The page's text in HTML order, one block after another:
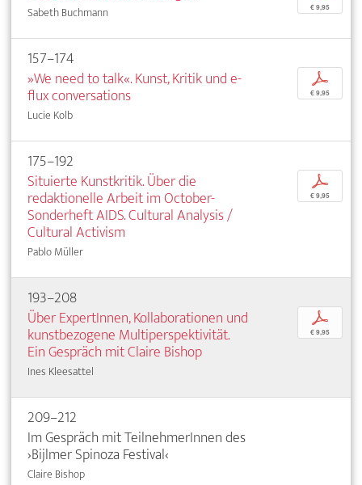
Sabeth Buchmann € 9,95
157–174
»We need to talk«. Kunst, Kritik und e-
flux conversations
Lucie Kolb
p
€ 9,95
175–192
Situierte Kunstkritik. Über die
redaktionelle Arbeit im October-
Sonderheft AIDS. Cultural Analysis /
Cultural Activism
Pablo Müller
p
€ 9,95
193–208
Über ExpertInnen, Kollaborationen und
kunstbezogene Multiperspektivität.
Ein Gespräch mit Claire Bishop
Ines Kleesattel
p
€ 9,95
209–212
Im Gespräch mit TeilnehmerInnen des
›Bijlmer Spinoza Festival‹
Claire Bishop